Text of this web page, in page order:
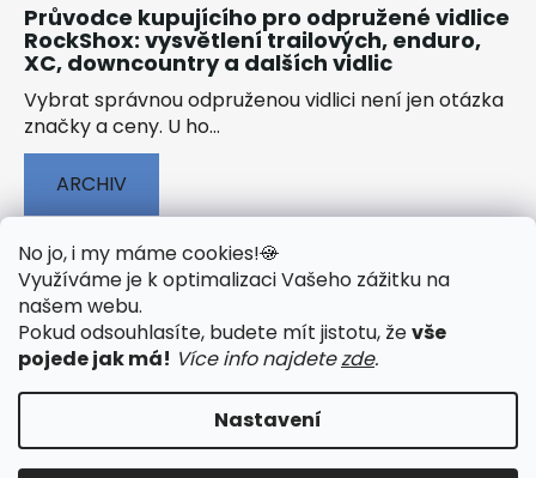
No jo, i my máme cookies!🍪
Využíváme je k optimalizaci Vašeho zážitku na
našem webu.
Pokud odsouhlasíte, budete mít jistotu, ževše
pojede jak má! Více info najdetezde.
Nastavení
Průvodce kupujícího pro odpružené vidlice
RockShox: vysvětlení trailových, enduro,
XC, downcountry a dalších vidlic
Vybrat správnou odpruženou vidlici není jen otázka
značky a ceny. U ho...
ARCHIV
🟢 TECHNOLOGIE
🟢 O ELEKTROKOLECH
🟢 NÁVODY KE STAŽENÍ